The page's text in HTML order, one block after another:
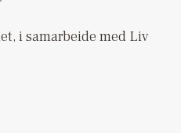
i samarbeide med Liv